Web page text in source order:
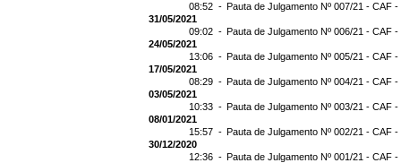
08:52 - Pauta de Julgamento Nº 007/21 - CAF
31/05/2021
09:02 - Pauta de Julgamento Nº 006/21 - CAF
24/05/2021
13:06 - Pauta de Julgamento Nº 005/21 - CAF
17/05/2021
08:29 - Pauta de Julgamento Nº 004/21 - CAF
03/05/2021
10:33 - Pauta de Julgamento Nº 003/21 - CAF
08/01/2021
15:57 - Pauta de Julgamento Nº 002/21 - CAF
30/12/2020
12:36 - Pauta de Julgamento Nº 001/21 - CAF